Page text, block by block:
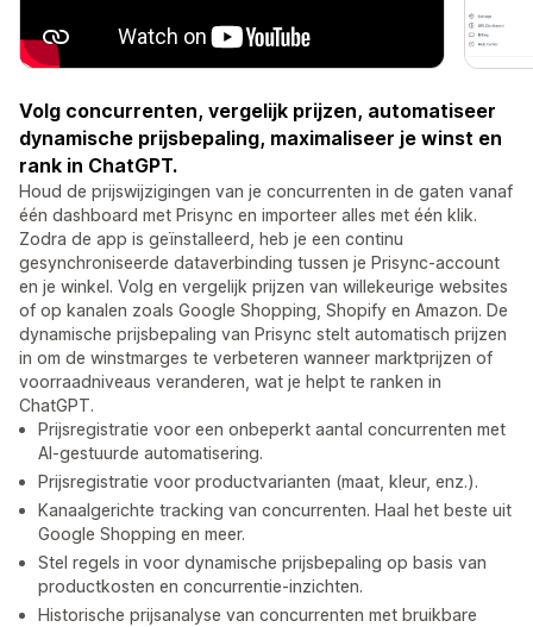
Volg concurrenten, vergelijk prijzen, automatiseer
dynamische prijsbepaling, maximaliseer je winst en
rank in ChatGPT.
Houd de prijswijzigingen van je concurrenten in de gaten vanaf
één dashboard met Prisync en importeer alles met één klik.
Zodra de app is geïnstalleerd, heb je een continu
gesynchroniseerde dataverbinding tussen je Prisync-account
en je winkel. Volg en vergelijk prijzen van willekeurige websites
of op kanalen zoals Google Shopping, Shopify en Amazon. De
dynamische prijsbepaling van Prisync stelt automatisch prijzen
in om de winstmarges te verbeteren wanneer marktprijzen of
voorraadniveaus veranderen, wat je helpt te ranken in
ChatGPT.
Prijsregistratie voor een onbeperkt aantal concurrenten met
AI-gestuurde automatisering.
Prijsregistratie voor productvarianten (maat, kleur, enz.).
Kanaalgerichte tracking van concurrenten. Haal het beste uit
Google Shopping en meer.
Stel regels in voor dynamische prijsbepaling op basis van
productkosten en concurrentie-inzichten.
Historische prijsanalyse van concurrenten met bruikbare